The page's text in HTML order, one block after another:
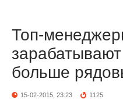
Топ-
больше
15-02-2015, 23:23 1125